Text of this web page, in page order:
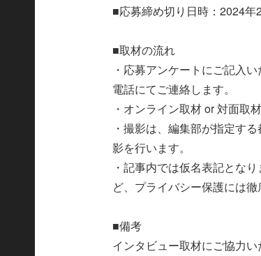
■応募締め切り日時：2024
■取材の流れ
・応募アンケートにご記入
電話にてご連絡します。
・オンライン取材 or 対面取
・撮影は、編集部が指定す
影を行います。
・記事内では仮名表記とな
ど、プライバシー保護には徹
■備考
インタビュー取材にご協力